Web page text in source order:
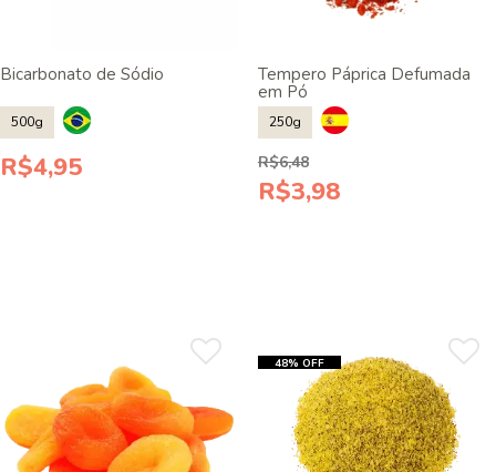
Bicarbonato de Sódio
500g
R$4,95
Tempero Páprica Defumada
em Pó
250g
R$6,48
R$3,98
48% OFF